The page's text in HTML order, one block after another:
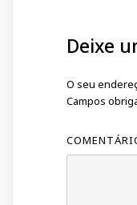
Deixe
O seu
Campos